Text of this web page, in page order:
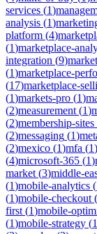
services (1)
analysis (1)
platform (4)
(1)marketplace-
integration (9)
(1)marketplace-
(17)marketplace-
(1)markets-pro (1)
(2)measurement (1)
(2)membership-sites
(2)messaging (1)
(2)mexico (1)mfa (1)
(4)microsoft-365 (1)
market (3)middle-
(1)mobile-analytics (
(1)mobile-checkout (
first (1)mobile-
(1)mobile-strategy (1